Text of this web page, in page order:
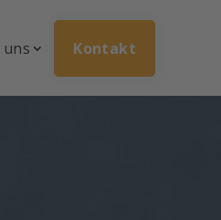
uns Kontakt